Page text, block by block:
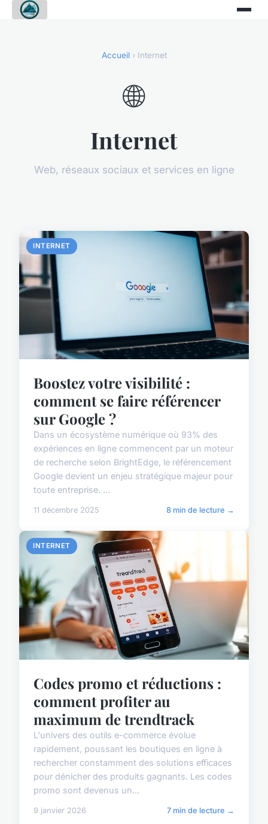
Accueil› Internet
🌐
Internet
Web, réseaux sociaux et services en ligne
INTERNET
Boostez votre visibilité :
comment se faire référencer
sur Google ?
Dans un écosystème numérique où 93% des
expériences en ligne commencent par un moteur
de recherche selon BrightEdge, le référencement
Google devient un enjeu stratégique majeur pour
toute entreprise. ...
11 décembre 2025 8 min de lecture →
INTERNET
Codes promo et réductions :
comment profiter au
maximum de trendtrack
L'univers des outils e-commerce évolue
rapidement, poussant les boutiques en ligne à
rechercher constamment des solutions efficaces
pour dénicher des produits gagnants. Les codes
promo sont devenus un...
9 janvier 2026 7 min de lecture →